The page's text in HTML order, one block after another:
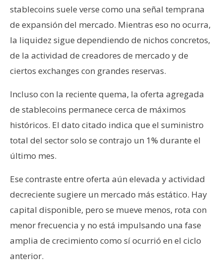
stablecoins suele verse como una señal temprana
de expansión del mercado. Mientras eso no ocurra,
la liquidez sigue dependiendo de nichos concretos,
de la actividad de creadores de mercado y de
ciertos exchanges con grandes reservas.
Incluso con la reciente quema, la oferta agregada
de stablecoins permanece cerca de máximos
históricos. El dato citado indica que el suministro
total del sector solo se contrajo un 1% durante el
último mes.
Ese contraste entre oferta aún elevada y actividad
decreciente sugiere un mercado más estático. Hay
capital disponible, pero se mueve menos, rota con
menor frecuencia y no está impulsando una fase
amplia de crecimiento como sí ocurrió en el ciclo
anterior.